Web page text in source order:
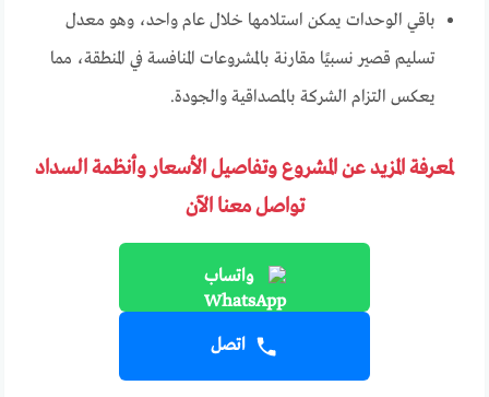
باقي الوحدات يمكن استلامها خلال عام واحد، وهو معدل
تسليم قصير نسبيًا مقارنة بالمشروعات المنافسة في المنطقة، مما
يعكس التزام الشركة بالمصداقية والجودة.
لمعرفة المزيد عن المشروع وتفاصيل الأسعار وأنظمة السداد
تواصل معنا الآن
واتساب
اتصل